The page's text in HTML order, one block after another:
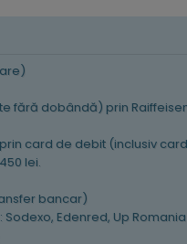
fără dobândă) prin
card de debit (inclusiv
lei.
bancar)
Edenred, Up Romania